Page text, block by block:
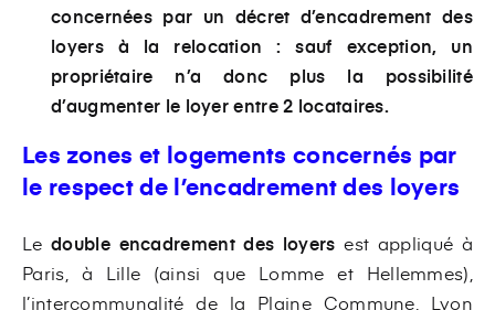
concernées par un décret d’encadrement des
loyers à la relocation : sauf exception, un
propriétaire n’a donc plus la possibilité
d’augmenter le loyer entre 2 locataires.
Les zones et logements concernés par
le respect de l’encadrement des loyers
Ledouble encadrement des loyersest appliqué à
Paris, à Lille (ainsi que Lomme et Hellemmes),
l’intercommunalité de la Plaine Commune, Lyon